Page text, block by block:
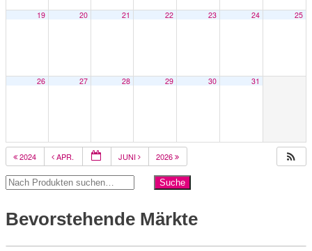
19 20 21 22 23 24 25
26 27 28 29 30 31
2024 APR. JUNI 2026
Bevorstehende Märkte